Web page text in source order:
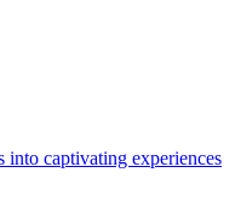
into captivating experiences